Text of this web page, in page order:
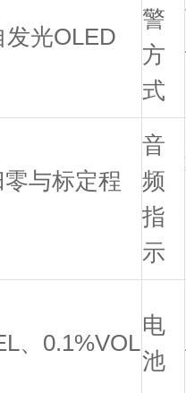
发光OLED
警
方
式
与标定程
音
频
指
示
、0.1%VOL
电
池